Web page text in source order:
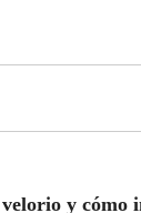
y cómo